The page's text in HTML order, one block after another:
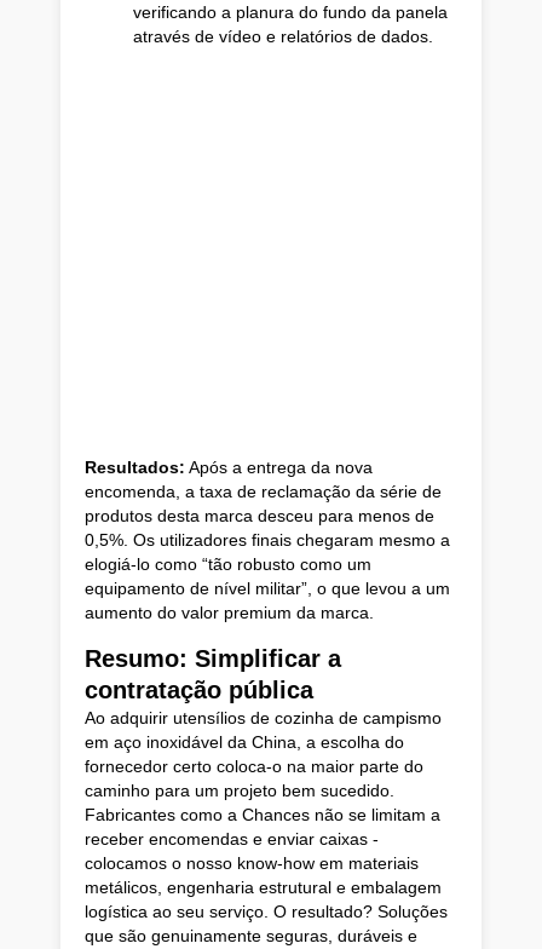
verificando a planura do fundo da panela
através de vídeo e relatórios de dados.
Resultados: Após a entrega da nova
encomenda, a taxa de reclamação da série de
produtos desta marca desceu para menos de
0,5%. Os utilizadores finais chegaram mesmo a
elogiá-lo como “tão robusto como um
equipamento de nível militar”, o que levou a um
aumento do valor premium da marca.
Resumo: Simplificar a
contratação pública
Ao adquirir utensílios de cozinha de campismo
em aço inoxidável da China, a escolha do
fornecedor certo coloca-o na maior parte do
caminho para um projeto bem sucedido.
Fabricantes como a Chances não se limitam a
receber encomendas e enviar caixas -
colocamos o nosso know-how em materiais
metálicos, engenharia estrutural e embalagem
logística ao seu serviço. O resultado? Soluções
que são genuinamente seguras, duráveis e